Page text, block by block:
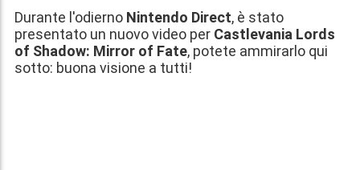
Durante l'odierno Nintendo Direct, è stato
presentato un nuovo video per Castlevania Lords
of Shadow: Mirror of Fate, potete ammirarlo qui
sotto: buona visione a tutti!